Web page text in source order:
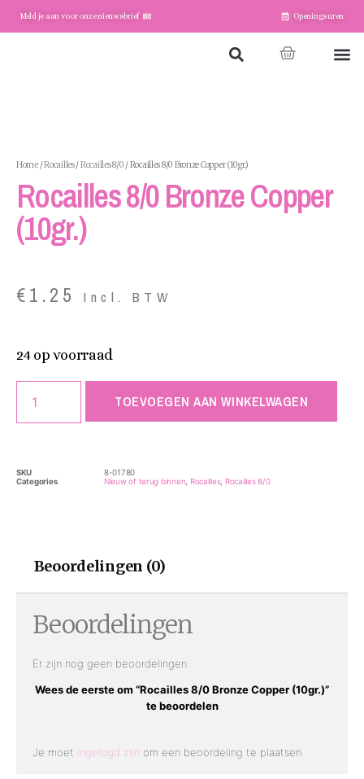
Meld je aan voor onze nieuwsbrief Openingsuren
Home/Rocailles/Rocailles 8/0 / Rocailles 8/0 Bronze Copper (10gr.)
Rocailles 8/0 Bronze Copper
(10gr.)
€1.25 Incl. BTW
24 op voorraad
TOEVOEGEN AAN WINKELWAGEN
SKU
8-01780
Categories
Nieuw of terug binnen Rocailles, Rocailles 8/0
Beoordelingen (0)
Beoordelingen
Er zijn nog geen beoordelingen.
Wees de eerste om “Rocailles 8/0 Bronze Copper (10gr.)”
te beoordelen
Je moet ingelogd zijn om een beoordeling te plaatsen.